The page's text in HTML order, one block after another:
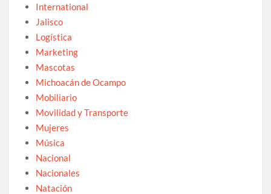
International
Jalisco
Logística
Marketing
Mascotas
Michoacán de Ocampo
Mobiliario
Movilidad y Transporte
Mujeres
Música
Nacional
Nacionales
Natación